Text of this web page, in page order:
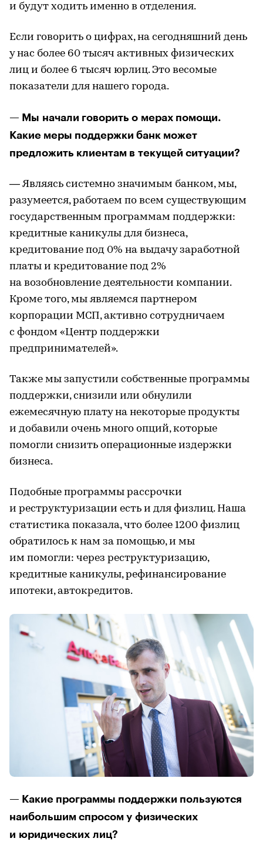
и будут ходить именно в отделения.
Если говорить о цифрах, на сегодняшний день
у нас более 60 тысяч активных физических
лиц и более 6 тысяч юрлиц. Это весомые
показатели для нашего города.
— Мы начали говорить о мерах помощи.
Какие меры поддержки банк может
предложить клиентам в текущей ситуации?
— Являясь системно значимым банком, мы,
разумеется, работаем по всем существующим
государственным программам поддержки:
кредитные каникулы для бизнеса,
кредитование под 0% на выдачу заработной
платы и кредитование под 2%
на возобновление деятельности компании.
Кроме того, мы являемся партнером
корпорации МСП, активно сотрудничаем
с фондом «Центр поддержки
предпринимателей».
Также мы запустили собственные программы
поддержки, снизили или обнулили
ежемесячную плату на некоторые продукты
и добавили очень много опций, которые
помогли снизить операционные издержки
бизнеса.
Подобные программы рассрочки
и реструктуризации есть и для физлиц. Наша
статистика показала, что более 1200 физлиц
обратилось к нам за помощью, и мы
им помогли: через реструктуризацию,
кредитные каникулы, рефинансирование
ипотеки, автокредитов.
— Какие программы поддержки пользуются
наибольшим спросом у физических
и юридических лиц?